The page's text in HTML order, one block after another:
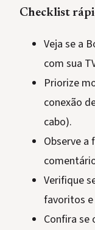
Checklist
Veja se a
com sua
Priorize
conexão
cabo).
Observe a
Verifique
favoritos e
Confira